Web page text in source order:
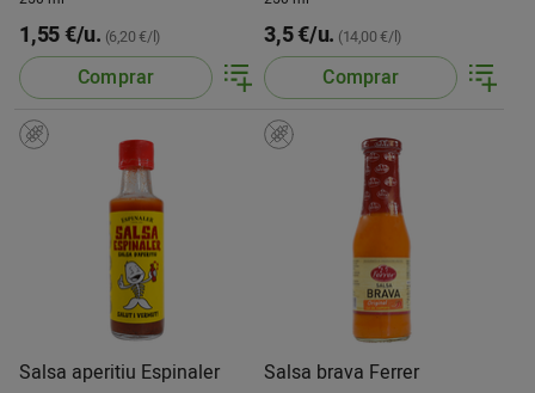
1,55 €/u. (6,20 €/l)
Comprar
3,5 €/u. (14,00 €/l)
Comprar
Salsa aperitiu Espinaler Salsa brava Ferrer